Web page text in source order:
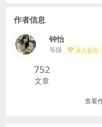
作者信息
钟怡
等级 永久会员
752
文章
查看